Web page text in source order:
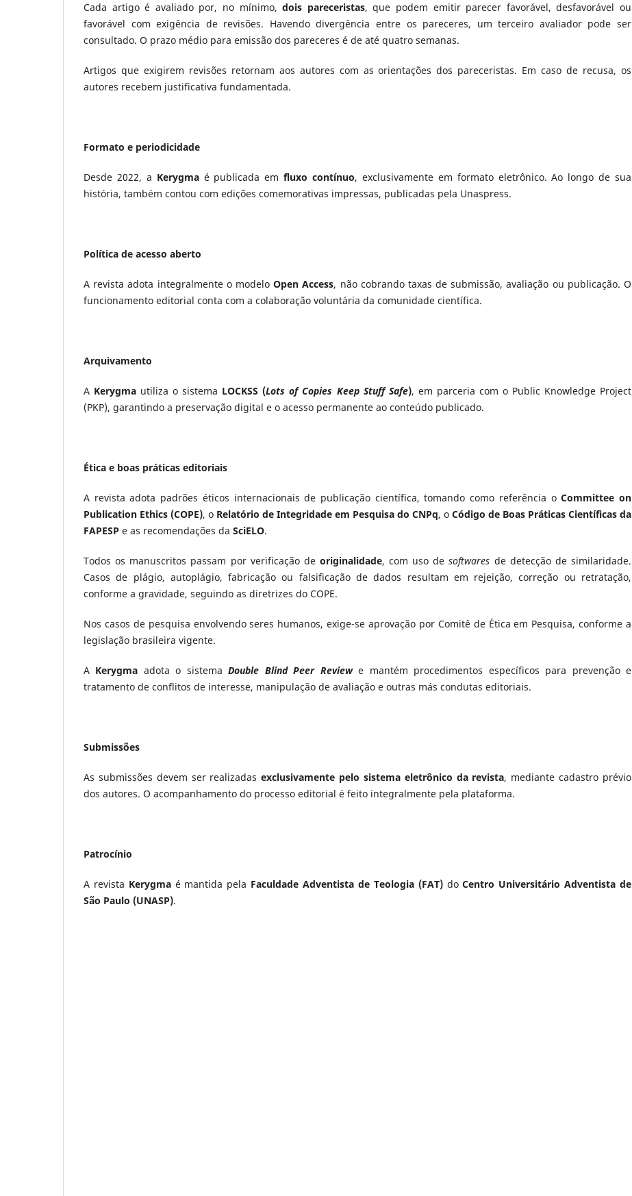
Cada artigo é avaliado por, no mínimo,dois pareceristas, que podem emitir parecer favorável, desfavorável ou
favorável com exigência de revisões. Havendo divergência entre os pareceres, um terceiro avaliador pode ser
consultado. O prazo médio para emissão dos pareceres é de até quatro semanas.
Artigos que exigirem revisões retornam aos autores com as orientações dos pareceristas. Em caso de recusa, os
autores recebem justificativa fundamentada.
Formato e periodicidade
Desde 2022, a Kerygmaé publicada emfluxo contínuo, exclusivamente em formato eletrônico. Ao longo de sua
história, também contou com edições comemorativas impressas, publicadas pela Unaspress.
Política de acesso aberto
A revista adota integralmente o modeloOpen Access, não cobrando taxas de submissão, avaliação ou publicação. O
funcionamento editorial conta com a colaboração voluntária da comunidade científica.
Arquivamento
A Kerygma utiliza o sistema LOCKSS (Lots of Copies Keep Stuff Safe), em parceria com o Public Knowledge Project
(PKP), garantindo a preservação digital e o acesso permanente ao conteúdo publicado.
Ética e boas práticas editoriais
A revista adota padrões éticos internacionais de publicação científica, tomando como referência oCommittee on
Publication Ethics (COPE), o Relatório de Integridade em Pesquisa do CNPq, o Código de Boas Práticas Científicas da
FAPESP e as recomendações da SciELO.
Todos os manuscritos passam por verificação de originalidade, com uso desoftwares de detecção de similaridade.
Casos de plágio, autoplágio, fabricação ou falsificação de dados resultam em rejeição, correção ou retratação,
conforme a gravidade, seguindo as diretrizes do COPE.
Nos casos de pesquisa envolvendo seres humanos, exige-se aprovação por Comitê de Ética em Pesquisa, conforme a
legislação brasileira vigente.
A Kerygma adota o sistemaDouble Blind Peer Reviewe mantém procedimentos específicos para prevenção e
tratamento de conflitos de interesse, manipulação de avaliação e outras más condutas editoriais.
Submissões
As submissões devem ser realizadasexclusivamente pelo sistema eletrônico da revista, mediante cadastro prévio
dos autores. O acompanhamento do processo editorial é feito integralmente pela plataforma.
Patrocínio
A revista Kerygmaé mantida pela Faculdade Adventista de Teologia (FAT)doCentro Universitário Adventista de
São Paulo (UNASP).